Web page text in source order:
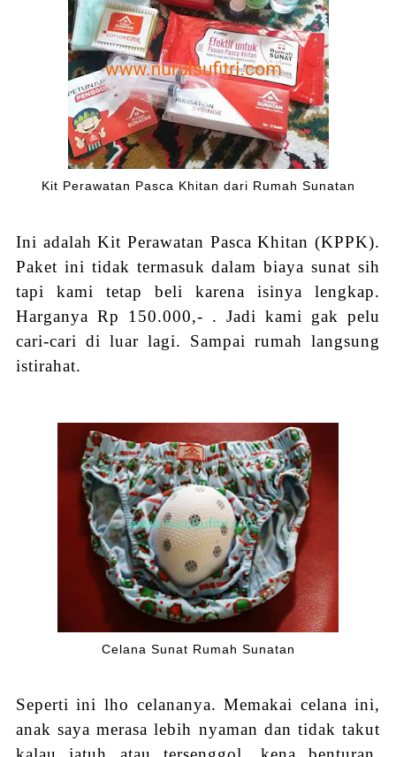
Kit Perawatan Pasca Khitan dari Rumah Sunatan
Ini adalah Kit Perawatan Pasca Khitan (KPPK).
Paket ini tidak termasuk dalam biaya sunat sih
tapi kami tetap beli karena isinya lengkap.
Harganya Rp 150.000,- . Jadi kami gak pelu
cari-cari di luar lagi. Sampai rumah langsung
istirahat.
Celana Sunat Rumah Sunatan
Seperti ini lho celananya. Memakai celana ini,
anak saya merasa lebih nyaman dan tidak takut